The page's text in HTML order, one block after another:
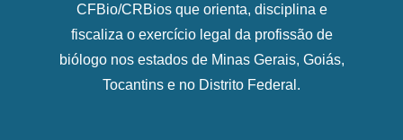
CFBio/CRBios que orienta, disciplina e
fiscaliza o exercício legal da profissão de
biólogo nos estados de Minas Gerais, Goiás,
Tocantins e no Distrito Federal.